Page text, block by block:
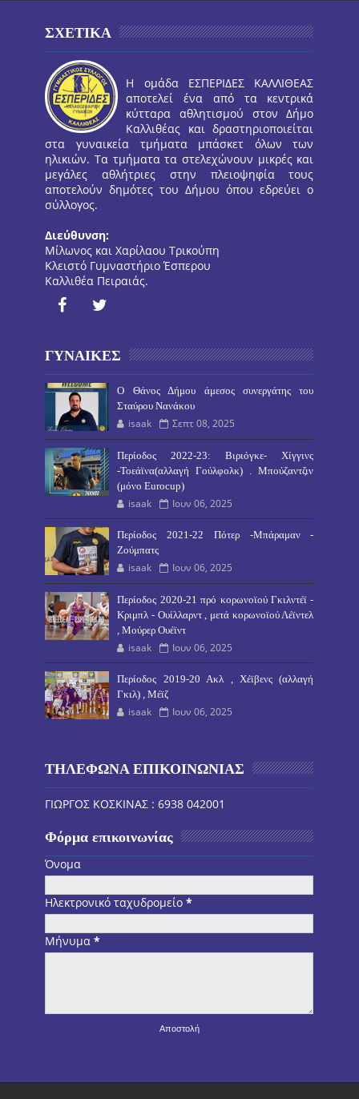
ΣΧΕΤΙΚΑ
Η ομάδα ΕΣΠΕΡΙΔΕΣ ΚΑΛΛΙΘΕΑΣ
αποτελεί ένα από τα κεντρικά
κύτταρα αθλητισμού στον Δήμο
Καλλιθέας και δραστηριοποιείται
στα γυναικεία τμήματα μπάσκετ όλων των
ηλικιών. Τα τμήματα τα στελεχώνουν μικρές και
μεγάλες αθλήτριες στην πλειοψηφία τους
αποτελούν δημότες του Δήμου όπου εδρεύει ο
σύλλογος.
Διεύθυνση:
Μίλωνος και Χαρίλαου Τρικούπη
Κλειστό Γυμναστήριο Έσπερου
Καλλιθέα Πειραιάς.
ΓΥΝΑΙΚΕΣ
O Θάνος Δήμου άμεσος συνεργάτης του
Σταύρου Νανάκου
isaak Σεπτ 08, 2025
Περίοδος 2022-23: Βιριόγκε- Χίγγινς
-Τοεάϊνα(αλλαγή Γούλφολκ) . Μπούζαντζιν
(μόνο Eurocup)
isaak Ιουν 06, 2025
Περίοδος 2021-22 Πότερ -Μπάραμαν -
Ζούμπατς
isaak Ιουν 06, 2025
Περίοδος 2020-21 πρό κορωνοϊού Γκιλντέϊ -
Κριμπλ - Ουίλλαρντ , μετά κορωνοϊού Λέϊντελ
, Μούρερ Ουέϊντ
isaak Ιουν 06, 2025
Περίοδος 2019-20 Ακλ , Χέϊβενς (αλλαγή
Γκιλ) , Μέϊζ
isaak Ιουν 06, 2025
ΤΗΛΕΦΩΝΑ ΕΠΙΚΟΙΝΩΝΙΑΣ
ΓΙΩΡΓΟΣ ΚΟΣΚΙΝΑΣ : 6938 042001
Φόρμα επικοινωνίας
Όνομα
Ηλεκτρονικό ταχυδρομείο*
Μήνυμα*